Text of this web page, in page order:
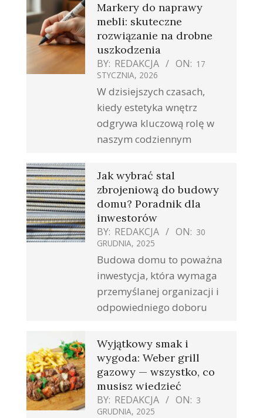
Markery do naprawy
mebli: skuteczne
rozwiązanie na drobne
uszkodzenia
BY: REDAKCJA ON: 17
STYCZNIA, 2026
W dzisiejszych czasach,
kiedy estetyka wnętrz
odgrywa kluczową rolę w
naszym codziennym
Jak wybrać stal
zbrojeniową do budowy
domu? Poradnik dla
inwestorów
BY: REDAKCJA ON: 30
GRUDNIA, 2025
Budowa domu to poważna
inwestycja, która wymaga
przemyślanej organizacji i
odpowiedniego doboru
Wyjątkowy smak i
wygoda: Weber grill
gazowy — wszystko, co
musisz wiedzieć
BY: REDAKCJA ON: 3
GRUDNIA, 2025